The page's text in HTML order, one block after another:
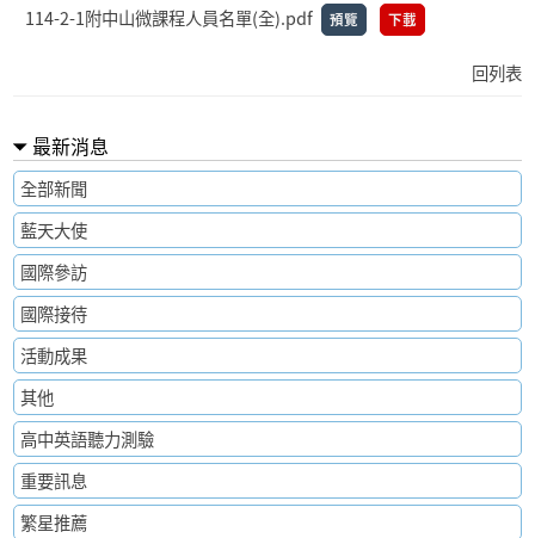
114-2-1附中山微課程人員名單(全).pdf 預覽 下載
回列表
最新消息
全部新聞
藍天大使
國際參訪
國際接待
活動成果
其他
高中英語聽力測驗
重要訊息
繁星推薦